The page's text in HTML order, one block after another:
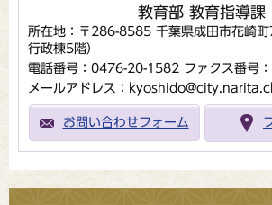
教育部 教育指導課
所在地：〒286-8585 千葉県成田市花崎
行政棟5階）
電話番号：0476-20-1582 ファクス番号
メールアドレス：
お問い合わせフォーム